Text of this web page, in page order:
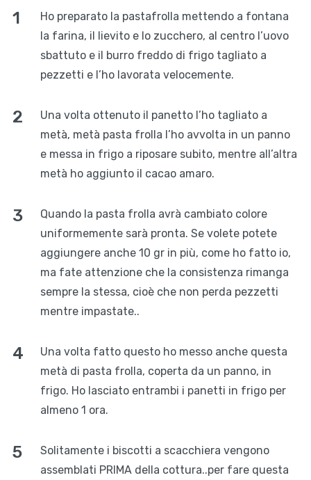
Ho preparato la pastafrolla mettendo a fontana
la farina, il lievito e lo zucchero, al centro l’uovo
sbattuto e il burro freddo di frigo tagliato a
pezzetti e l’ho lavorata velocemente.
Una volta ottenuto il panetto l’ho tagliato a
metà, metà pasta frolla l’ho avvolta in un panno
e messa in frigo a riposare subito, mentre all’altra
metà ho aggiunto il cacao amaro.
Quando la pasta frolla avrà cambiato colore
uniformemente sarà pronta. Se volete potete
aggiungere anche 10 gr in più, come ho fatto io,
ma fate attenzione che la consistenza rimanga
sempre la stessa, cioè che non perda pezzetti
mentre impastate..
Una volta fatto questo ho messo anche questa
metà di pasta frolla, coperta da un panno, in
frigo. Ho lasciato entrambi i panetti in frigo per
almeno 1 ora.
Solitamente i biscotti a scacchiera vengono
assemblati PRIMA della cottura..per fare questa